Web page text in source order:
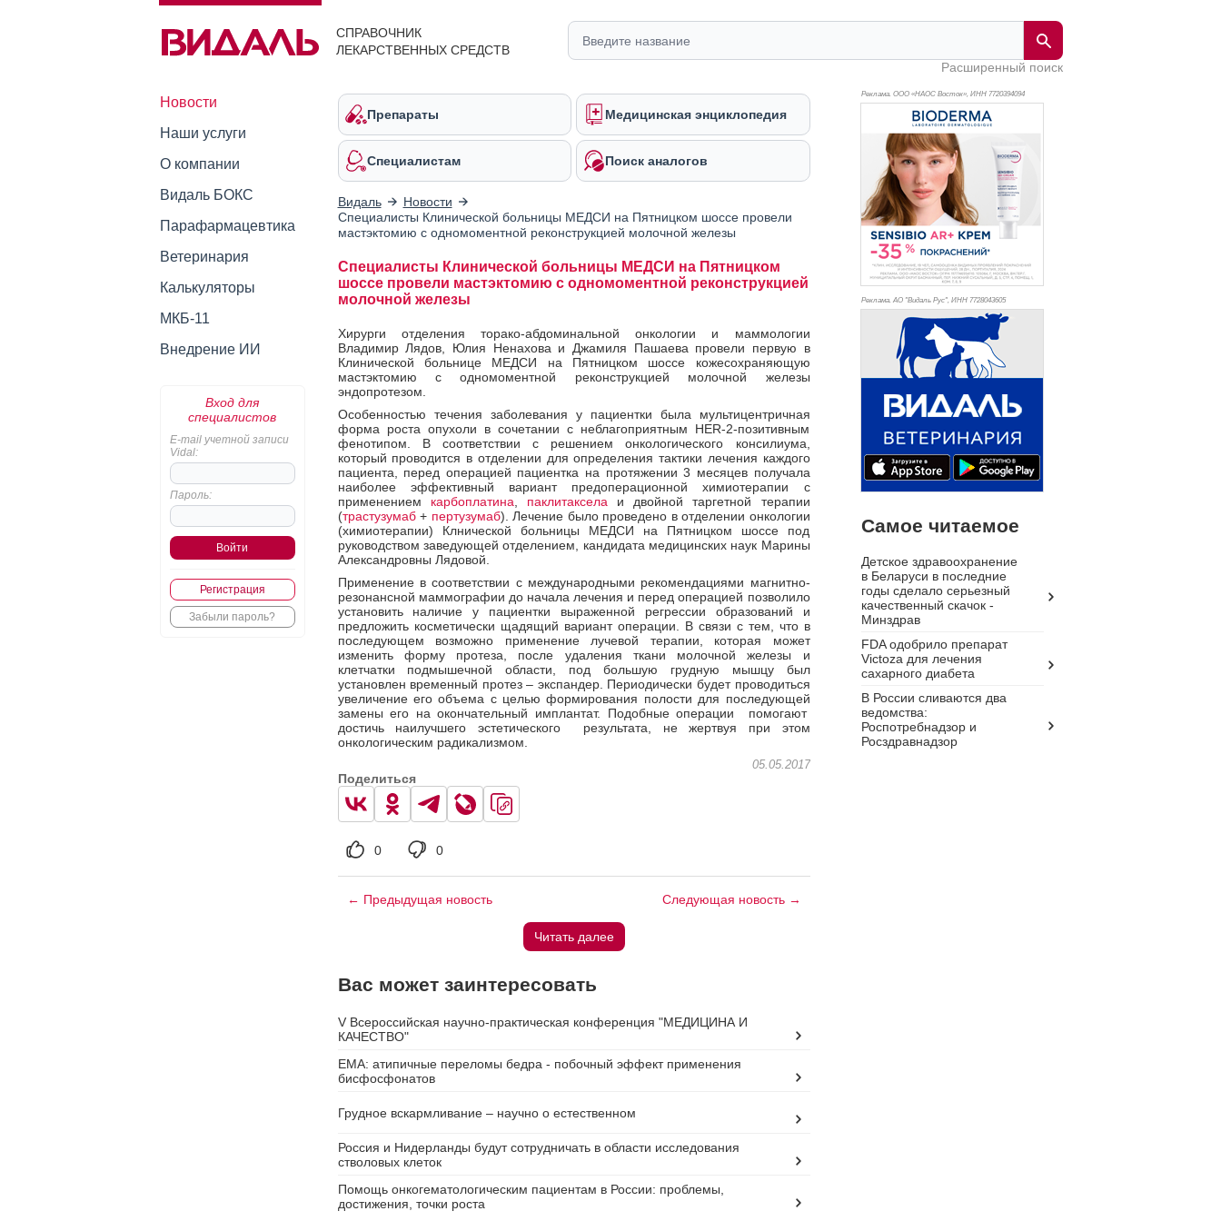
СПРАВОЧНИК
ЛЕКАРСТВЕННЫХ СРЕДСТВ
Расширенный поиск
Новости
Наши услуги
О компании
Видаль БОКС
Парафармацевтика
Ветеринария
Калькуляторы
МКБ-11
Внедрение ИИ
Вход для
специалистов
E-mail учетной записи
Vidal:
Пароль:
Регистрация
Забыли пароль?
Препараты Медицинская энциклопедия
Специалистам Поиск аналогов
Видаль
Новости
Специалисты Клинической больницы МЕДСИ на Пятницком шоссе провели
мастэктомию с одномоментной реконструкцией молочной железы
Специалисты Клинической больницы МЕДСИ на Пятницком
шоссе провели мастэктомию с одномоментной реконструкцией
молочной железы
Хирурги отделения торако-абдоминальной онкологии и маммологии
Владимир Лядов, Юлия Ненахова и Джамиля Пашаева провели первую в
Клинической больнице МЕДСИ на Пятницком шоссе кожесохраняющую
мастэктомию с одномоментной реконструкцией молочной железы
эндопротезом.
Особенностью течения заболевания у пациентки была мультицентричная
форма роста опухоли в сочетании с неблагоприятным HER-2-позитивным
фенотипом. В соответствии с решением онкологического консилиума,
который проводится в отделении для определения тактики лечения каждого
пациента, перед операцией пациентка на протяжении 3 месяцев получала
наиболее эффективный вариант предоперационной химиотерапии с
применением карбоплатина паклитаксела и двойной таргетной терапии
(трастузумаб+ пертузумаб). Лечение было проведено в отделении онкологии
(химиотерапии) Клнической больницы МЕДСИ на Пятницком шоссе под
руководством заведующей отделением, кандидата медицинских наук Марины
Александровны Лядовой.
Применение в соответствии с международными рекомендациями магнитно-
резонансной маммографии до начала лечения и перед операцией позволило
установить наличие у пациентки выраженной регрессии образований и
предложить косметически щадящий вариант операции. В связи с тем, что в
последующем возможно применение лучевой терапии, которая может
изменить форму протеза, после удаления ткани молочной железы и
клетчатки подмышечной области, под большую грудную мышцу был
установлен временный протез – экспандер. Периодически будет проводиться
увеличение его объема с целью формирования полости для последующей
замены его на окончательный имплантат. Подобные операции помогают
достичь наилучшего эстетического результата, не жертвуя при этом
онкологическим радикализмом.
05.05.2017
Поделиться
0 0
← Предыдущая новость Следующая новость →
Читать далее
Вас может заинтересовать
V Всероссийская научно-практическая конференция "МЕДИЦИНА И
КАЧЕСТВО"
EMA: атипичные переломы бедра - побочный эффект применения
бисфосфонатов
Грудное вскармливание – научно о естественном
Россия и Нидерланды будут сотрудничать в области исследования
стволовых клеток
Помощь онкогематологическим пациентам в России: проблемы,
достижения, точки роста
Реклама. ООО «НАОС Восток», ИНН 7720394094
Реклама. АО "Видаль Рус", ИНН 7728043605
Самое читаемое
Детское здравоохранение
в Беларуси в последние
годы сделало серьезный
качественный скачок -
Минздрав
FDA одобрило препарат
Victoza для лечения
сахарного диабета
В России сливаются два
ведомства:
Роспотребнадзор и
Росздравнадзор